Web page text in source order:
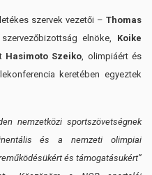
szervek vezetői – Thomas
szervezőbizottság elnöke, Koike
Hasimoto Szeiko , olimpiáért és
keretében egyeztek
nemzetközi sportszövetségnek
és a nemzeti olimpiai
és támogatásukért”